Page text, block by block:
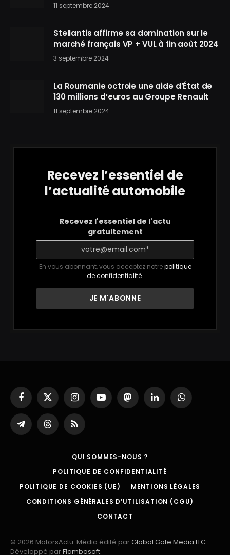
11 septembre 2024
Stellantis affirme sa domination sur le
marché français VP + VUL à fin août 2024
3 septembre 2024
La Roumanie octroie une aide d’État de
130 millions d’euros au Groupe Renault
11 septembre 2024
Recevez l’essentiel de
l’actualité automobile
Recevez l'essentiel de l'actu
gratuitement
En vous abonnant, vous acceptez notrepolitique
de confidentialité.
Facebook
X
(Twitter)
InstagramYouTubeMastodonLinkedInWhatsApp
Partager
sur
ThreadsRSS
QUI SOMMES-NOUS ?
POLITIQUE DE CONFIDENTIALITÉ
POLITIQUE DE COOKIES (UE)
MENTIONS LÉGALES
CONDITIONS GÉNÉRALES D’UTILISATION (CGU)
CONTACT
© 2026 MotorsActu. Média édité parGlobal Gate Media LLC.
Développé parFlambosoft.